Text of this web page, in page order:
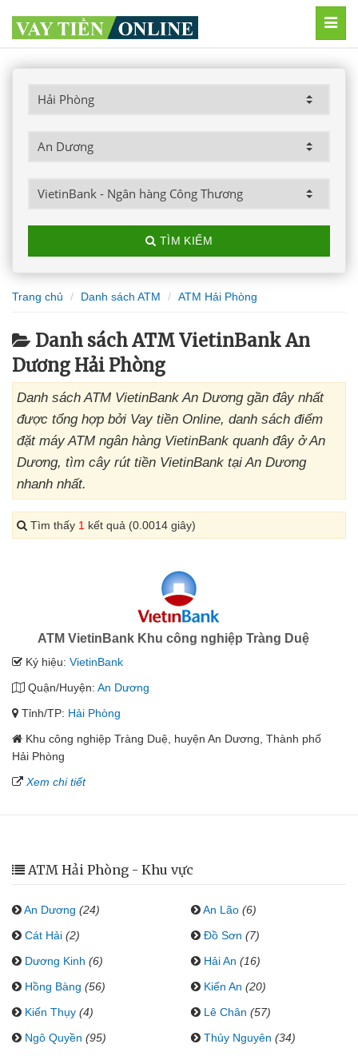
TÌM KIẾM
Trang chủ Danh sách ATM ATM Hải Phòng
Danh sách ATM VietinBank An
Dương Hải Phòng
Danh sách ATM VietinBank An Dương gần đây nhất
được tổng hợp bởi Vay tiền Online, danh sách điểm
đặt máy ATM ngân hàng VietinBank quanh đây ở An
Dương, tìm cây rút tiền VietinBank tại An Dương
nhanh nhất.
Tìm thấy 1 kết quả (0.0014 giây)
ATM VietinBank Khu công nghiệp Tràng Duệ
Ký hiệu: VietinBank
Quận/Huyện: An Dương
Tỉnh/TP: Hải Phòng
Khu công nghiệp Tràng Duệ, huyện An Dương, Thành phố
Hải Phòng
Xem chi tiết
ATM Hải Phòng - Khu vực
An Dương (24) An Lão (6)
Cát Hải (2) Đồ Sơn (7)
Dương Kinh (6) Hải An (16)
Hồng Bàng (56) Kiến An (20)
Kiến Thụy (4) Lê Chân (57)
Ngô Quyền (95) Thủy Nguyên (34)